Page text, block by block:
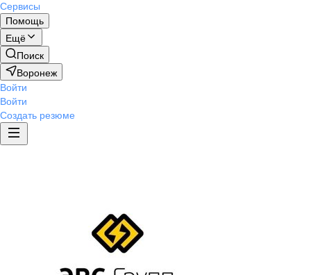
Сервисы
Помощь
Ещё
Поиск
Воронеж
Войти
Войти
Создать резюме